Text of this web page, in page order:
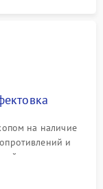
на наличие
и
питания,